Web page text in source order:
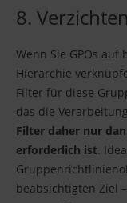
8.
Wenn Sie GPOs
Hierarchie
Filter für diese
das die
Filter daher nur
erforderlich ist.
beabsichtigten Ziel